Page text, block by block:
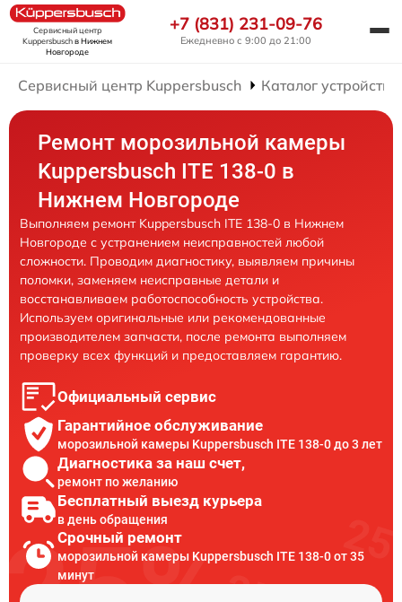
Сервисный центр
Kuppersbuschв Нижнем
Новгороде
+7 (831) 231-09-76
Ежедневно с 9:00 до 21:00
Сервисный центр Kuppersbusch Каталог устройств
Ремонт морозильной камеры
Kuppersbusch ITE 138-0 в
Нижнем Новгороде
Выполняем ремонт Kuppersbusch ITE 138-0 в Нижнем
Новгороде с устранением неисправностей любой
сложности. Проводим диагностику, выявляем причины
поломки, заменяем неисправные детали и
восстанавливаем работоспособность устройства.
Используем оригинальные или рекомендованные
производителем запчасти, после ремонта выполняем
проверку всех функций и предоставляем гарантию.
Официальный сервис
Гарантийное обслуживание
морозильной камеры Kuppersbusch ITE 138-0 до 3 лет
Диагностика за наш счет,
ремонт по желанию
Бесплатный выезд курьера
в день обращения
Срочный ремонт
морозильной камеры Kuppersbusch ITE 138-0 от 35
минут